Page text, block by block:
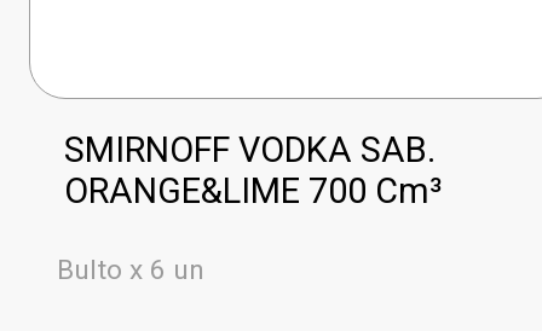
SMIRNOFF VODKA SAB.
ORANGE&LIME 700 Cm³
Bulto x 6 un